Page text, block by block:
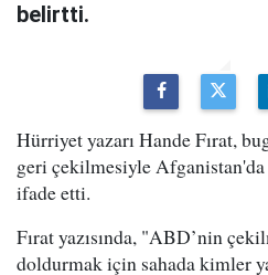
belirtti.
Hürriyet yazarı Hande Fırat,
geri çekilmesiyle Afganistan'da
ifade etti.
Fırat yazısında, "ABD’nin
doldurmak için sahada kimler